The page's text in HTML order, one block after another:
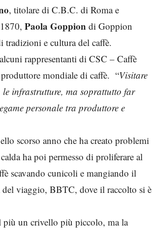
, titolare di C.B.C. di Roma e
Paola Goppion di Goppion
e cultura del caffè.
rappresentanti di CSC – Caffè
mondiale di caffè. “Visitare
infrastrutture, ma soprattutto far
personale tra produttore e
scorso anno che ha creato problemi
ha poi permesso di proliferare al
scavando cunicoli e mangiando il
viaggio, BBTC, dove il raccolto si è
più un crivello più piccolo, ma la